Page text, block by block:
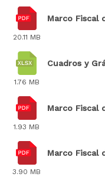
20.11 MB
Marco Fiscal
1.76 MB
Cuadros y
1.93 MB
Marco Fiscal
3.90 MB
Marco Fiscal